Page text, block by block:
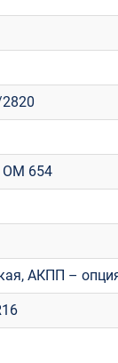
OM 654
АКПП –